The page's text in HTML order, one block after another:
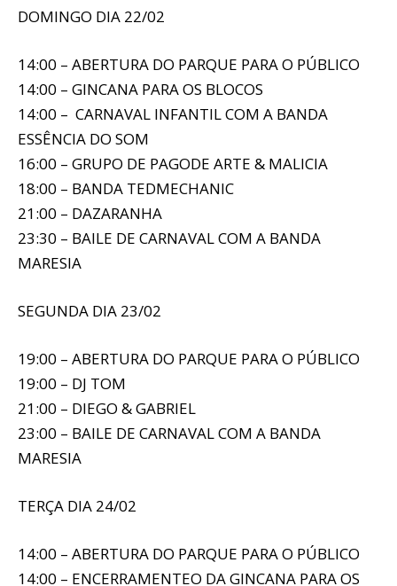
DOMINGO DIA 22/02
14:00 – ABERTURA DO PARQUE PARA O PÚBLICO
14:00 – GINCANA PARA OS BLOCOS
14:00 – CARNAVAL INFANTIL COM A BANDA
ESSÊNCIA DO SOM
16:00 – GRUPO DE PAGODE ARTE & MALICIA
18:00 – BANDA TEDMECHANIC
21:00 – DAZARANHA
23:30 – BAILE DE CARNAVAL COM A BANDA
MARESIA
SEGUNDA DIA 23/02
19:00 – ABERTURA DO PARQUE PARA O PÚBLICO
19:00 – DJ TOM
21:00 – DIEGO & GABRIEL
23:00 – BAILE DE CARNAVAL COM A BANDA
MARESIA
TERÇA DIA 24/02
14:00 – ABERTURA DO PARQUE PARA O PÚBLICO
14:00 – ENCERRAMENTEO DA GINCANA PARA OS